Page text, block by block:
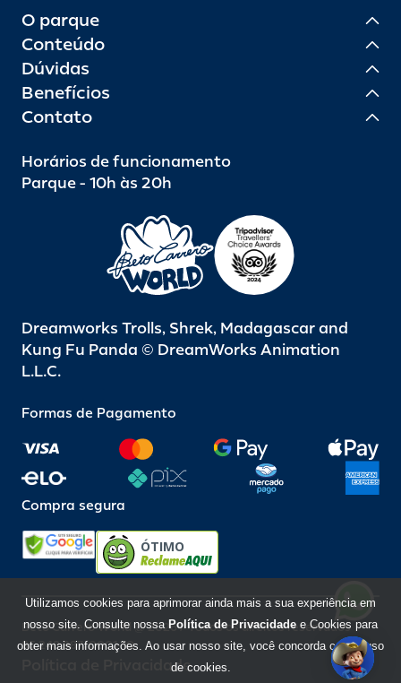
O parque
Conteúdo
Dúvidas
Benefícios
Contato
Horários de funcionamento
Parque - 10h às 20h
Dreamworks Trolls, Shrek, Madagascar and
Kung Fu Panda © DreamWorks Animation
L.L.C.
Formas de Pagamento
Compra segura
ÓTIMO
Beto Carrero World @ 2026 / Todos os direitos reservados
85.248.987/0001-10
Política de Privacidade
Utilizamos cookies para aprimorar ainda mais a sua experiência em
nosso site. Consulte nossa Política de Privacidade e Cookies para
obter mais informações. Ao usar nosso site, você concorda com o uso
de cookies.